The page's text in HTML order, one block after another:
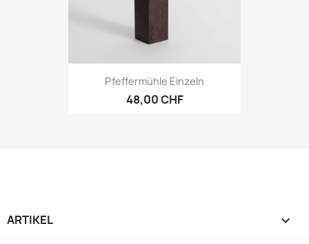
Pfeffermühle Einzeln
48,00 CHF
ARTIKEL 